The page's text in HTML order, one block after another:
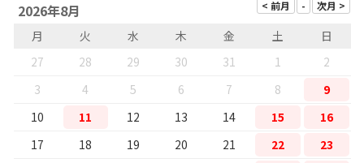
2026年8月
月 火 水 木 金 土
日
27
28 29 30 31 1
2
3
4 5 6 7 8
9
10
11 12 13 14 15
16
17
18 19 20 21 22
23